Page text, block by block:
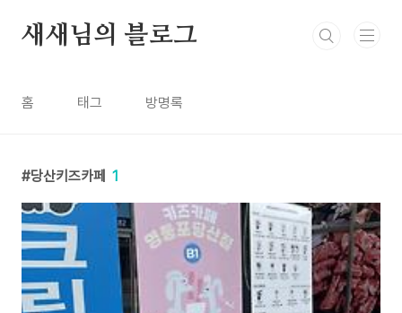
새새님의 블로그
홈 태그 방명록
당산키즈카페 1